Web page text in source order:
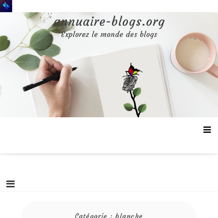
Aller
au
annuaire-blogs.org
Explorez le monde des blogs
Catégorie : blanche